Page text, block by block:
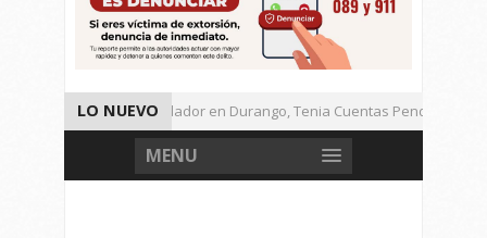
LO NUEVO
Detienen a Defraudador en Durango, Tenia Cuentas Pendientes en
Presenta Presidenta Sheinbaum, 10 Acciones Para Explotación de
MENU